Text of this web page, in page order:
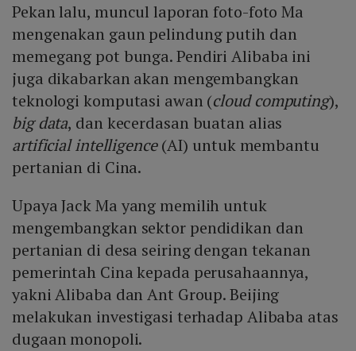
Pekan lalu, muncul laporan foto-foto Ma
mengenakan gaun pelindung putih dan
memegang pot bunga. Pendiri Alibaba ini
juga dikabarkan akan mengembangkan
teknologi komputasi awan (cloud computing),
big data, dan kecerdasan buatan alias
artificial intelligence(AI) untuk membantu
pertanian di Cina.
Upaya Jack Ma yang memilih untuk
mengembangkan sektor pendidikan dan
pertanian di desa seiring dengan tekanan
pemerintah Cina kepada perusahaannya,
yakni Alibaba dan Ant Group. Beijing
melakukan investigasi terhadap Alibaba atas
dugaan monopoli.